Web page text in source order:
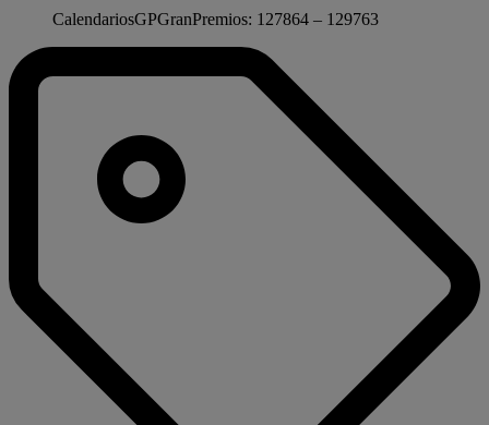
CalendariosGPGranPremios: 127864 – 129763